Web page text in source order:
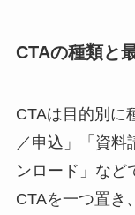
CTAの種類と
CTAは目的別に
／申込」「資料
ンロード」など
CTAを一つ置き